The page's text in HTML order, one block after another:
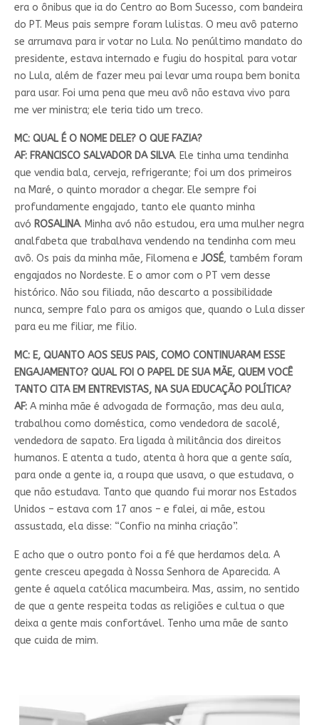
era o ônibus que ia do Centro ao Bom Sucesso, com bandeira
do PT. Meus pais sempre foram lulistas. O meu avô paterno
se arrumava para ir votar no Lula. No penúltimo mandato do
presidente, estava internado e fugiu do hospital para votar
no Lula, além de fazer meu pai levar uma roupa bem bonita
para usar. Foi uma pena que meu avô não estava vivo para
me ver ministra; ele teria tido um treco.
MC: QUAL É O NOME DELE? O QUE FAZIA?
AF: FRANCISCO SALVADOR DA SILVA. Ele tinha uma tendinha
que vendia bala, cerveja, refrigerante; foi um dos primeiros
na Maré, o quinto morador a chegar. Ele sempre foi
profundamente engajado, tanto ele quanto minha
avó ROSALINA. Minha avó não estudou, era uma mulher negra
analfabeta que trabalhava vendendo na tendinha com meu
avô. Os pais da minha mãe, Filomena e JOSÉ, também foram
engajados no Nordeste. E o amor com o PT vem desse
histórico. Não sou filiada, não descarto a possibilidade
nunca, sempre falo para os amigos que, quando o Lula disser
para eu me filiar, me filio.
MC: E, QUANTO AOS SEUS PAIS, COMO CONTINUARAM ESSE
ENGAJAMENTO? QUAL FOI O PAPEL DE SUA MÃE, QUEM VOCÊ
TANTO CITA EM ENTREVISTAS, NA SUA EDUCAÇÃO POLÍTICA?
AF: A minha mãe é advogada de formação, mas deu aula,
trabalhou como doméstica, como vendedora de sacolé,
vendedora de sapato. Era ligada à militância dos direitos
humanos. E atenta a tudo, atenta à hora que a gente saía,
para onde a gente ia, a roupa que usava, o que estudava, o
que não estudava. Tanto que quando fui morar nos Estados
Unidos – estava com 17 anos – e falei, ai mãe, estou
assustada, ela disse: “Confio na minha criação”.
E acho que o outro ponto foi a fé que herdamos dela. A
gente cresceu apegada à Nossa Senhora de Aparecida. A
gente é aquela católica macumbeira. Mas, assim, no sentido
de que a gente respeita todas as religiões e cultua o que
deixa a gente mais confortável. Tenho uma mãe de santo
que cuida de mim.